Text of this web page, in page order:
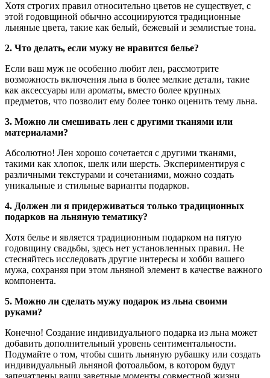
Хотя строгих правил относительно цветов не существует, с
этой годовщиной обычно ассоциируются традиционные
льняные цвета, такие как белый, бежевый и землистые тона.
2. Что делать, если мужу не нравится белье?
Если ваш муж не особенно любит лен, рассмотрите
возможность включения льна в более мелкие детали, такие
как аксессуары или ароматы, вместо более крупных
предметов, что позволит ему более тонко оценить тему льна.
3. Можно ли смешивать лен с другими тканями или
материалами?
Абсолютно! Лен хорошо сочетается с другими тканями,
такими как хлопок, шелк или шерсть. Экспериментируя с
различными текстурами и сочетаниями, можно создать
уникальные и стильные варианты подарков.
4. Должен ли я придерживаться только традиционных
подарков на льняную тематику?
Хотя белье и является традиционным подарком на пятую
годовщину свадьбы, здесь нет установленных правил. Не
стесняйтесь исследовать другие интересы и хобби вашего
мужа, сохраняя при этом льняной элемент в качестве важного
компонента.
5. Можно ли сделать мужу подарок из льна своими
руками?
Конечно! Создание индивидуального подарка из льна может
добавить дополнительный уровень сентиментальности.
Подумайте о том, чтобы сшить льняную рубашку или создать
индивидуальный льняной фотоальбом, в котором будут